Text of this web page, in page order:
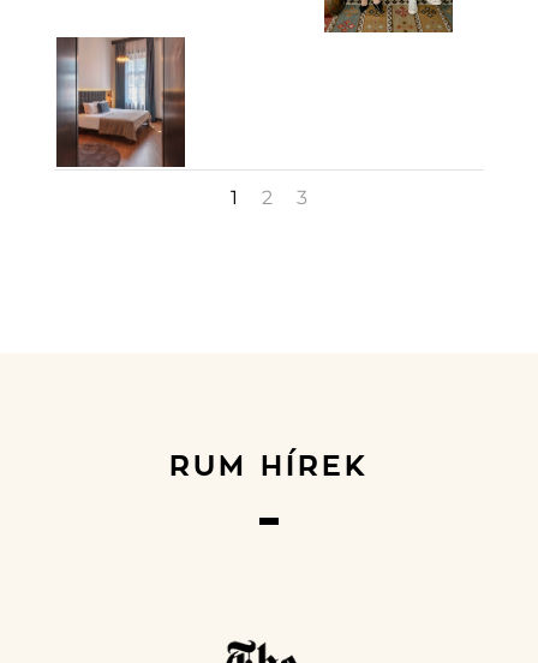
1 2 3
RUM HÍREK